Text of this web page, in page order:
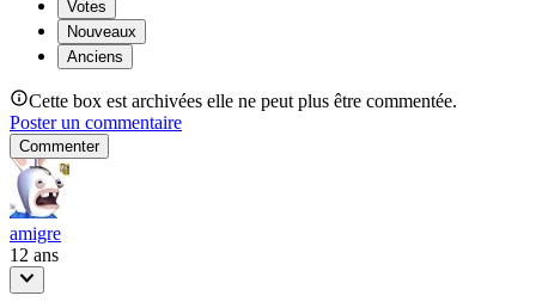
Votes
Nouveaux
Anciens
Cette box est archivées elle ne peut plus être commentée.
Poster un commentaire
Commenter
amigre
12 ans